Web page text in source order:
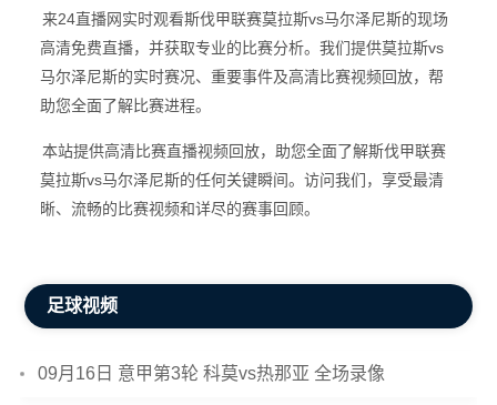
来24直播网实时观看斯伐甲联赛莫拉斯vs马尔泽尼斯的现场
高清免费直播，并获取专业的比赛分析。我们提供莫拉斯vs
马尔泽尼斯的实时赛况、重要事件及高清比赛视频回放，帮
助您全面了解比赛进程。
本站提供高清比赛直播视频回放，助您全面了解斯伐甲联赛
莫拉斯vs马尔泽尼斯的任何关键瞬间。访问我们，享受最清
晰、流畅的比赛视频和详尽的赛事回顾。
足球视频
09月16日 意甲第3轮 科莫vs热那亚 全场录像